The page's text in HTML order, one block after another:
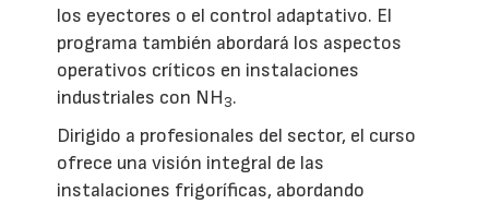
los eyectores o el control adaptativo. El
programa también abordará los aspectos
operativos críticos en instalaciones
industriales con NH3.
Dirigido a profesionales del sector, el curso
ofrece una visión integral de las
instalaciones frigoríficas, abordando